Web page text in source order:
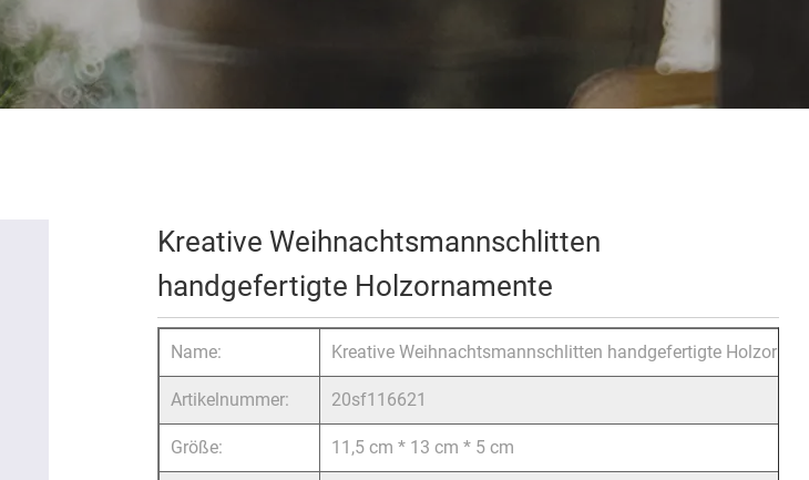
Kreative Weihnachtsmannschlitten
handgefertigte Holzornamente
Name: Kreative Weihnachtsmannschlitten handgefertigte
Artikelnummer: 20sf116621
Größe: 11,5 cm * 13 cm * 5 cm